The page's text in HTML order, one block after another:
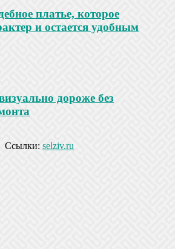
платье, которое
и остается удобным
дороже без
Ссылки: selziv.ru